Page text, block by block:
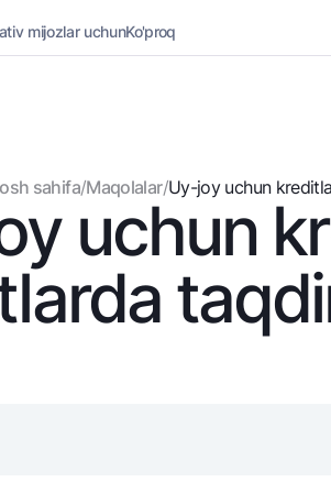
Omonatlar
Hamma uchun
Jozibali
Vozmojno vse
mijozlar uchunKo'proq
sahifa/Maqolalar/Uy-joy uchun
uchun